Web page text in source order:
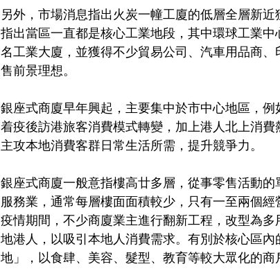
另外，市場消息指出火炭一幢工廈的低層全層新
指出當區一直都是核心工業地段，其中環球工業
名工業大廈，並獲得不少貿易公司、汽車用品商
售前景理想。
銀座式商廈早年興起，主要集中於市中心地區，
着疫後訪港旅客消費模式轉變，加上港人北上消
主攻本地消費客群日常生活所需，提升競爭力。
銀座式商廈一般意指樓高廿多層，從事零售活動
服務業，通常每層樓面面積較少，只有一至兩個經
疫情期間，不少商廈業主進行翻新工程，改型為
地港人，以吸引本地人消費需求。有別於核心區
地」，以食肆、美容、髮型、教育等較大眾化的商